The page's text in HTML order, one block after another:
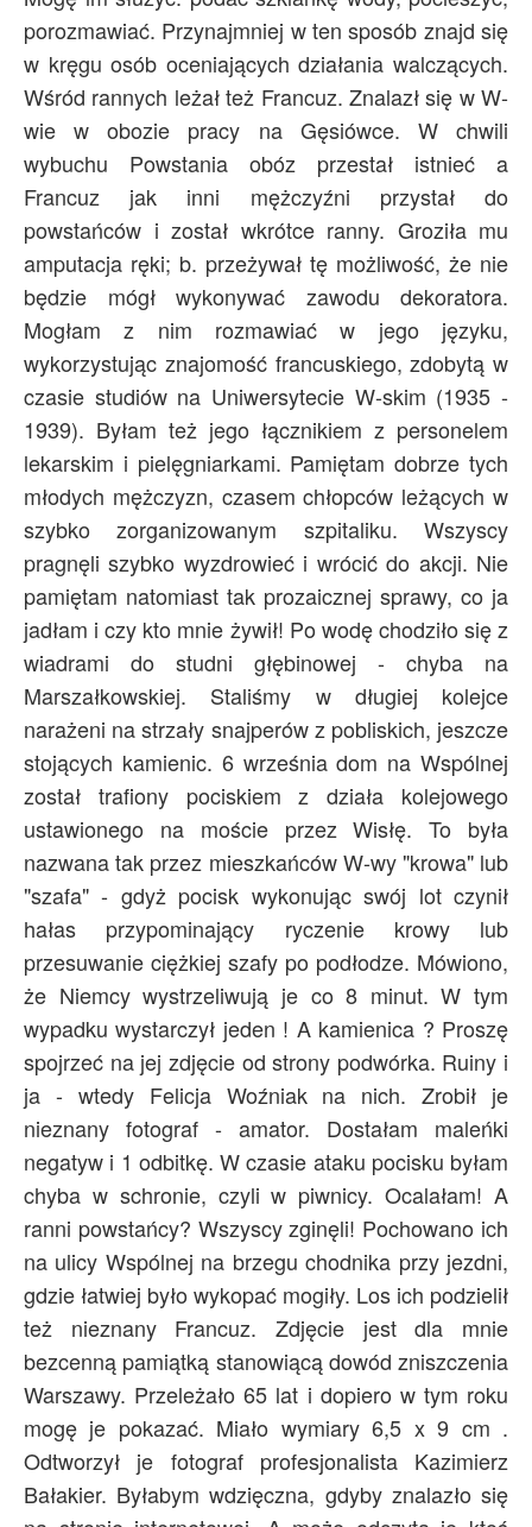
porozmawiać. Przynajmniej w ten sposób znajd się
w kręgu osób oceniających działania walczących.
Wśród rannych leżał też Francuz. Znalazł się w W-
wie w obozie pracy na Gęsiówce. W chwili
wybuchu Powstania obóz przestał istnieć a
Francuz jak inni mężczyźni przystał do
powstańców i został wkrótce ranny. Groziła mu
amputacja ręki; b. przeżywał tę możliwość, że nie
będzie mógł wykonywać zawodu dekoratora.
Mogłam z nim rozmawiać w jego języku,
wykorzystując znajomość francuskiego, zdobytą w
czasie studiów na Uniwersytecie W-skim (1935 -
1939). Byłam też jego łącznikiem z personelem
lekarskim i pielęgniarkami. Pamiętam dobrze tych
młodych mężczyzn, czasem chłopców leżących w
szybko zorganizowanym szpitaliku. Wszyscy
pragnęli szybko wyzdrowieć i wrócić do akcji. Nie
pamiętam natomiast tak prozaicznej sprawy, co ja
jadłam i czy kto mnie żywił! Po wodę chodziło się z
wiadrami do studni głębinowej - chyba na
Marszałkowskiej. Staliśmy w długiej kolejce
narażeni na strzały snajperów z pobliskich, jeszcze
stojących kamienic. 6 września dom na Wspólnej
został trafiony pociskiem z działa kolejowego
ustawionego na moście przez Wisłę. To była
nazwana tak przez mieszkańców W-wy "krowa" lub
"szafa" - gdyż pocisk wykonując swój lot czynił
hałas przypominający ryczenie krowy lub
przesuwanie ciężkiej szafy po podłodze. Mówiono,
że Niemcy wystrzeliwują je co 8 minut. W tym
wypadku wystarczył jeden ! A kamienica ? Proszę
spojrzeć na jej zdjęcie od strony podwórka. Ruiny i
ja - wtedy Felicja Woźniak na nich. Zrobił je
nieznany fotograf - amator. Dostałam maleńki
negatyw i 1 odbitkę. W czasie ataku pocisku byłam
chyba w schronie, czyli w piwnicy. Ocalałam! A
ranni powstańcy? Wszyscy zginęli! Pochowano ich
na ulicy Wspólnej na brzegu chodnika przy jezdni,
gdzie łatwiej było wykopać mogiły. Los ich podzielił
też nieznany Francuz. Zdjęcie jest dla mnie
bezcenną pamiątką stanowiącą dowód zniszczenia
Warszawy. Przeleżało 65 lat i dopiero w tym roku
mogę je pokazać. Miało wymiary 6,5 x 9 cm .
Odtworzył je fotograf profesjonalista Kazimierz
Bałakier. Byłabym wdzięczna, gdyby znalazło się